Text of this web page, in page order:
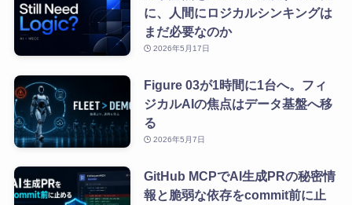
に、人間にロジカルシンキングは
まだ必要なのか
2026年5月17日
Figure 03が1時間に1台へ。フィ
ジカルAIの焦点はデータ基盤へ移
る
2026年5月7日
GitHub MCPでAI生成PRの秘密情
報と脆弱な依存をcommit前に止